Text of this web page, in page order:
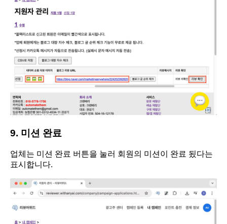
9. 미션 완료
업체는 미션 완료 버튼을 눌러 회원의 미션이 완료 됬다는
표시합니다.